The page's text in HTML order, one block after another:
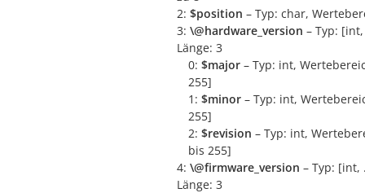
2: $position – Typ: char,
3: \@hardware_version – Typ:
Länge: 3
0: $major – Typ: int,
255]
1: $minor – Typ: int,
255]
2: $revision – Typ: int,
bis 255]
4: \@firmware_version – Typ: [int,
Länge: 3